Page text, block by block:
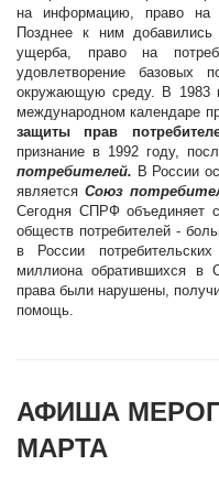
на информацию, право
Позднее к ним
ущерба, право на
удовлетворение базовых
окружающую среду. В 1983
международном календаре
защиты прав
признание в 1992 году,
потребителей. В России
является Союз
Сегодня СПРФ объединяет
обществ потребителей -
в России
миллиона обратившихся в
права были нарушены,
помощь.
АФИША
МАРТА